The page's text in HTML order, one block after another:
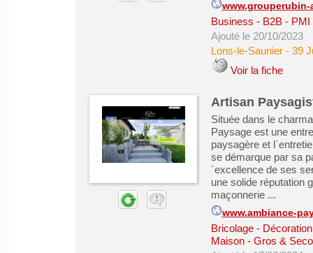
www.grouperubin-
Business - B2B - PMI
Ajouté le 20/10/2023
Lons-le-Saunier- 39
Voir la fiche
Artisan
Située dans le
Paysage est une
paysagère et
se démarque par sa
´excellence de ses
une solide réputation
maçonnerie ...
www.ambiance-
Bricolage -
Maison - Gros &